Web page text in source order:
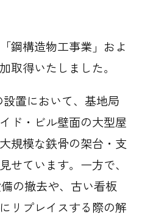
鋼構造物工事業」およ
取得いたしました。
置において、基地局
ド・ビル壁面の大型屋
規模な鉄骨の架台・支
せています。一方で、
の撤去や、古い看板
リプレイスする際の解